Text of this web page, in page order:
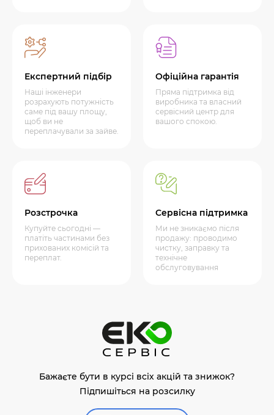
Експертний підбір
Наші інженери
розрахують потужність
саме під вашу площу,
щоб ви не
переплачували за зайве.
Офіційна гарантія
Пряма підтримка від
виробника та власний
сервісний центр для
вашого спокою.
Розстрочка
Купуйте сьогодні —
платіть частинами без
прихованих комісій та
переплат.
Сервісна підтримка
Ми не зникаємо після
продажу: проводимо
чистку, заправку та
технічне
обслуговування
Бажаєте бути в курсі всіх акцій та знижок?
Підпишіться на розсилку